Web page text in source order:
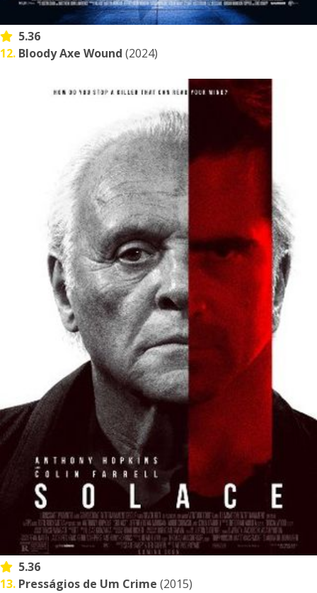
5.36
12. Bloody Axe Wound (2024)
5.36
13. Presságios de Um Crime (2015)